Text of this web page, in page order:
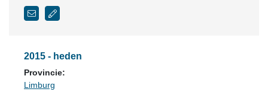
2015 - heden
Provincie:
Limburg